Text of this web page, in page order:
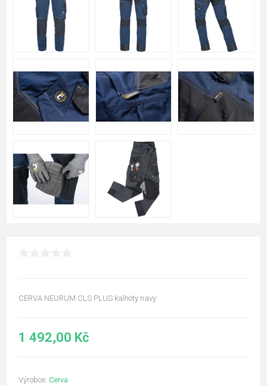
CERVA NEURUM CLS PLUS kalhoty navy
1 492,00 Kč
Výrobce: Cerva